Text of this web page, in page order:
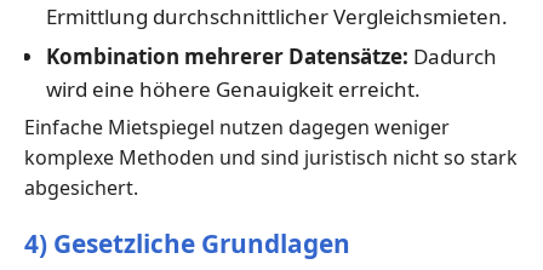
Ermittlung durchschnittlicher Vergleichsmieten.
Kombination mehrerer Datensätze: Dadurch
wird eine höhere Genauigkeit erreicht.
Einfache Mietspiegel nutzen dagegen weniger
komplexe Methoden und sind juristisch nicht so stark
abgesichert.
4) Gesetzliche Grundlagen